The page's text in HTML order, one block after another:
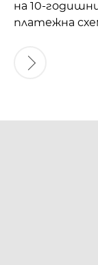
на 10-
платежна